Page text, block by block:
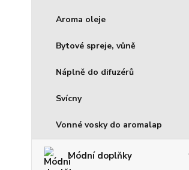
Aroma oleje
Bytové spreje, vůně
Náplně do difuzérů
Svícny
Vonné vosky do aromalap
Módní doplňky